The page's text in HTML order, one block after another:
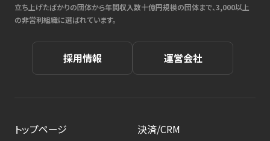
立ち上げたばかりの団体から年間収入数十億円規模の団体まで、3,000以上
の非営利組織に選ばれています。
採用情報 運営会社
トップページ
決済/CRM